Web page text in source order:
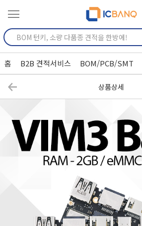
홈 B2B 견적서비스 BOM/PCB/SMT
상품상세